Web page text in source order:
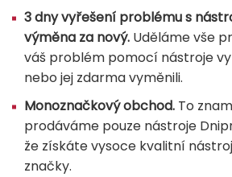
3 dny vyřešení problému s
výměna za nový. Uděláme vše
váš problém pomocí nástroje
nebo jej zdarma vyměnili.
Monoznačkový obchod. To
prodáváme pouze nástroje
že získáte vysoce kvalitní
značky.